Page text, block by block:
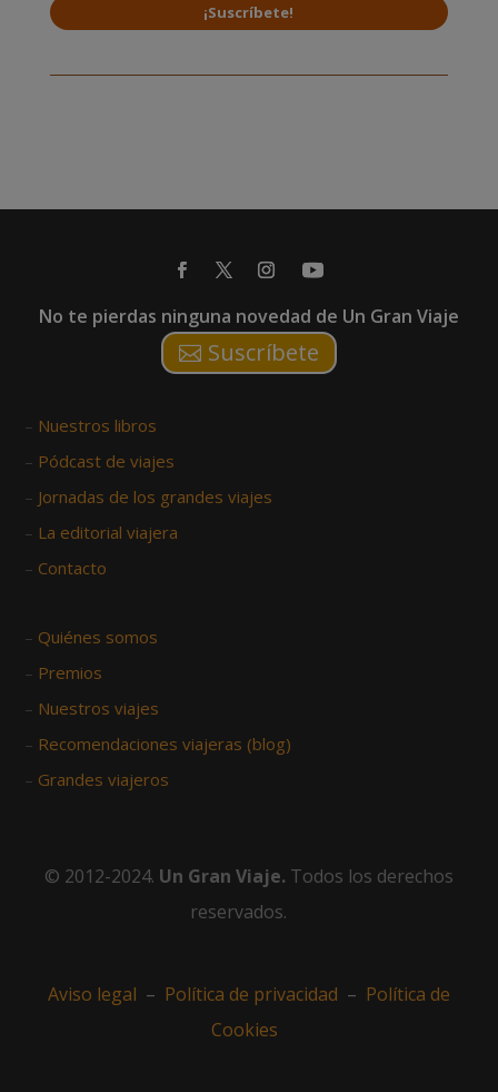
¡Suscríbete!
No te pierdas ninguna novedad de Un Gran Viaje
Suscríbete
– Nuestros libros
– Pódcast de viajes
– Jornadas de los grandes viajes
– La editorial viajera
– Contacto
– Quiénes somos
– Premios
– Nuestros viajes
– Recomendaciones viajeras (blog)
– Grandes viajeros
© 2012-2024. Un Gran Viaje. Todos los derechos
reservados.
Aviso legal – Política de privacidad – Política de
Cookies